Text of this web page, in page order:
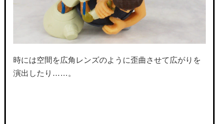
時には空間を広角レンズのように歪曲させて広がりを
演出したり……。